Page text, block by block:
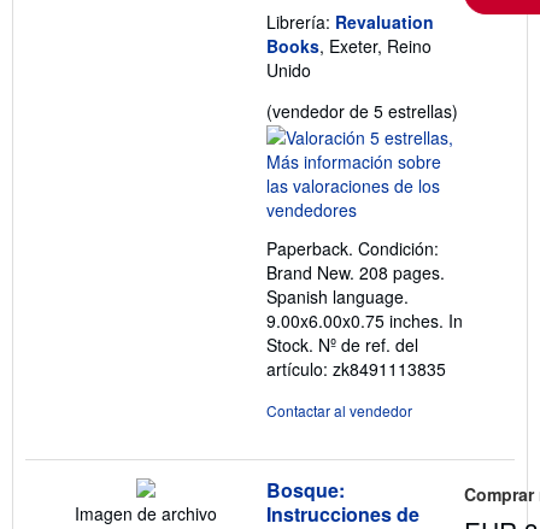
Librería: Revaluation
Books, Exeter, Reino
Unido
(vendedor de 5 estrellas)
Paperback. Condición:
Brand New. 208 pages.
Spanish language.
9.00x6.00x0.75 inches. In
Stock. Nº de ref. del
artículo: zk8491113835
Contactar al vendedor
Imagen de archivo
Bosque:
Instrucciones de